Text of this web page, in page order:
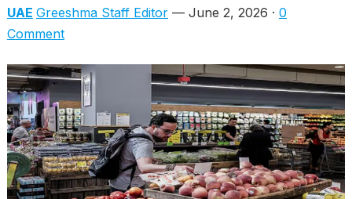
UAE Greeshma Staff Editor— June 2, 2026 · 0
Comment